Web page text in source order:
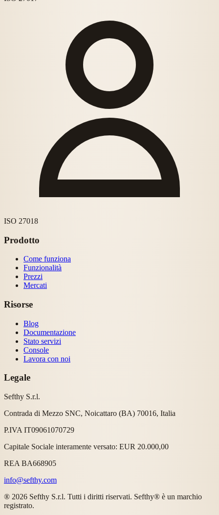
ISO 27018
Prodotto
Come funziona
Funzionalità
Prezzi
Mercati
Risorse
Blog
Documentazione
Stato servizi
Console
Lavora con noi
Legale
Sefthy S.r.l.
Contrada di Mezzo SNC, Noicattaro (BA) 70016, Italia
P.IVA IT09061070729
Capitale Sociale interamente versato: EUR 20.000,00
REA BA668905
info@sefthy.com
® 2026 Sefthy S.r.l. Tutti i diritti riservati. Sefthy® è un marchio
registrato.